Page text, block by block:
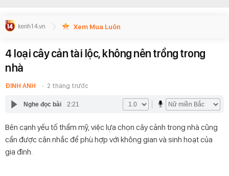
Xem Mua Luôn
4 loại cây cản tài lộc, không nên trồng trong
nhà
ĐINH ANH 2 tháng trước
Nghe đọc bài 2:21
Bên cạnh yếu tố thẩm mỹ, việc lựa chọn cây cảnh trong nhà cũng
cần được cân nhắc để phù hợp với không gian và sinh hoạt của
gia đình.